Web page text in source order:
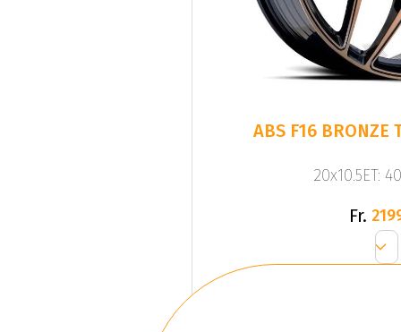
ABS F16 BRONZE
20x10.5ET:
Fr.